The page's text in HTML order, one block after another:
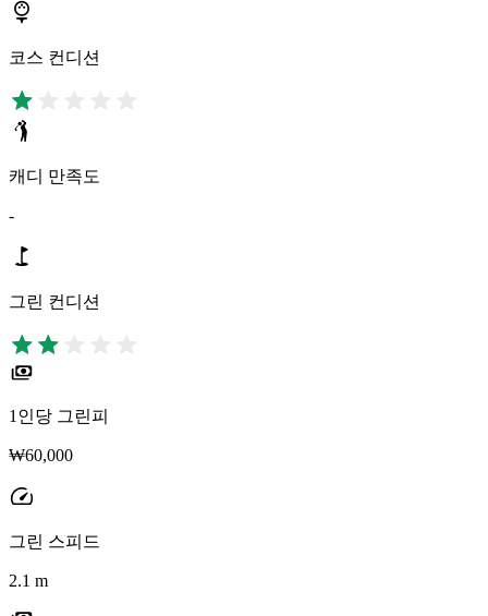
코스 컨디션
캐디 만족도
-
그린 컨디션
1인당 그린피
₩60,000
그린 스피드
2.1 m